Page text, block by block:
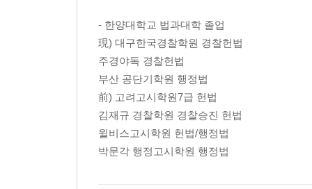
chapter 21 • 국민의 의무
- 한양대학교 법과대학 졸업
現) 대구한국경찰학원 경찰헌법
주경야독 경찰헌법
부산 공단기학원 행정법
前) 고려고시학원7급 헌법
김재규 경찰학원 경찰승진 헌법
윌비스고시학원 헌법/행정법
박문각 행정고시학원 행정법